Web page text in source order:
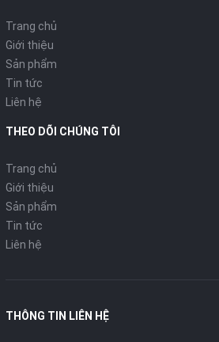
Trang chủ
Giới thiệu
Sản phẩm
Tin tức
Liên hệ
THEO DÕI CHÚNG TÔI
Trang chủ
Giới thiệu
Sản phẩm
Tin tức
Liên hệ
THÔNG TIN LIÊN HỆ